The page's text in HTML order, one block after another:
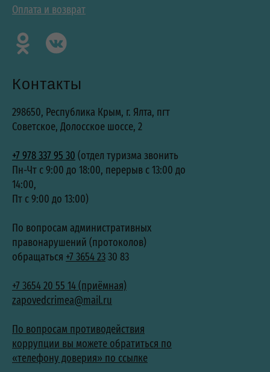
Оплата и возврат
Контакты
298650, Республика Крым, г. Ялта, пгт
Советское, Долосское шоссе, 2
+7 978 337 95 30 (отдел туризма звонить
Пн-Чт с 9:00 до 18:00, перерыв с 13:00 до
14:00,
Пт с 9:00 до 13:00)
По вопросам административных
правонарушений (протоколов)
обращаться +7 3654 2330 83
+7 3654 20 55 14 (приёмная)
zapovedcrimea@mail.ru
По вопросам противодействия
коррупции вы можете обратиться по
«телефону доверия» по ссылке